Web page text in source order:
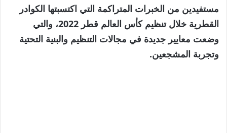
مستفيدين من الخبرات المتراكمة التي اكتسبتها الكوادر
القطرية خلال تنظيم كأس العالم قطر 2022، والتي
وضعت معايير جديدة في مجالات التنظيم والبنية التحتية
وتجربة المشجعين.